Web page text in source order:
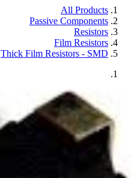
All Products
Passive Components
Resistors
Film Resistors
Thick Film Resistors - SMD